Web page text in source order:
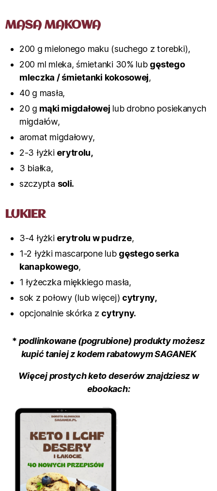
MASA MAKOWA
200 g mielonego maku (suchego z torebki),
200 ml mleka, śmietanki 30% lub gęstego
mleczka / śmietanki kokosowej,
40 g masła,
20 g mąki migdałowej lub drobno posiekanych
migdałów,
aromat migdałowy,
2-3 łyżki erytrolu,
3 białka,
szczypta soli.
LUKIER
3-4 łyżki erytrolu w pudrze,
1-2 łyżki mascarpone lub gęstego serka
kanapkowego,
1 łyżeczka miękkiego masła,
sok z połowy (lub więcej) cytryny,
opcjonalnie skórka z cytryny.
* podlinkowane (pogrubione) produkty możesz
kupić taniej z kodem rabatowym SAGANEK
Więcej prostych keto deserów znajdziesz w
ebookach: